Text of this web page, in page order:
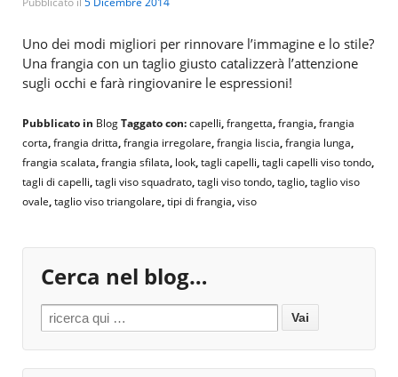
Uno dei modi migliori per rinnovare l’immagine e lo stile?
Una frangia con un taglio giusto catalizzerà l’attenzione
sugli occhi e farà ringiovanire le espressioni!
Pubblicato in BlogTaggato con:capelli,frangetta,frangia,frangia
corta,frangia dritta,frangia irregolare,frangia liscia,frangia lunga,
frangia scalata,frangia sfilata, look,tagli capelli,tagli capelli viso tondo,
tagli di capelli,tagli viso squadrato,tagli viso tondo,taglio,taglio viso
ovale,taglio viso triangolare,tipi di frangia,viso
Cerca nel blog…
Search for: